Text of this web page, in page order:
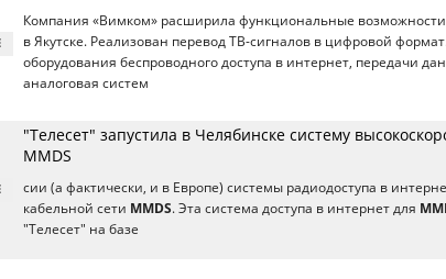
Компания «Вимком» расширила функциональные
в Якутске. Реализован перевод ТВ-сигналов в цифровой
оборудования беспроводного доступа в интернет, передачи
аналоговая систем
"Телесет" запустила в Челябинске систему
MMDS
сии (а фактически, и в Европе) системы радиодоступа в
кабельной сети MMDS. Эта система доступа в интернет для
"Телесет" на базе